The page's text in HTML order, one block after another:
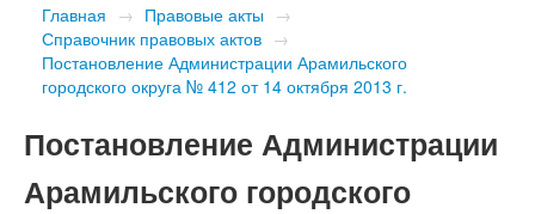
Главная → Правовые акты →
Справочник правовых актов →
Постановление Администрации Арамильского
городского округа № 412 от 14 октября 2013 г.
Постановление Администрации
Арамильского городского